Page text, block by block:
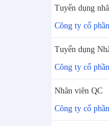
Tuyển dụng
Công ty cổ
Tuyển dụng
Công ty cổ
Nhân viên QC
Công ty cổ